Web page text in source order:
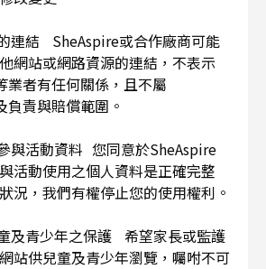
連結 SheAspire或合作廠商可能
網站或網路資源的連結，不表示
業者有任何關係，且不屬
負責與賠償範圍。
與活動資料 您同意於SheAspire
活動使用之個人資料是正確完整
況，我們有權停止您的使用權利。
及青少年之保護 希望家長或監護
站供兒童及青少年瀏覽，囑咐不可